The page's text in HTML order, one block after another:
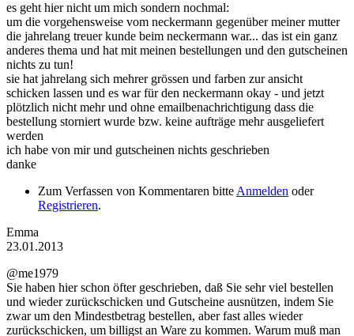
es geht hier nicht um mich sondern nochmal:
um die vorgehensweise vom neckermann gegenüber meiner mutter
die jahrelang treuer kunde beim neckermann war... das ist ein ganz
anderes thema und hat mit meinen bestellungen und den gutscheinen
nichts zu tun!
sie hat jahrelang sich mehrer grössen und farben zur ansicht
schicken lassen und es war für den neckermann okay - und jetzt
plötzlich nicht mehr und ohne emailbenachrichtigung dass die
bestellung storniert wurde bzw. keine aufträge mehr ausgeliefert
werden
ich habe von mir und gutscheinen nichts geschrieben
danke
Zum Verfassen von Kommentaren bitte Anmelden oder
Registrieren.
Emma
23.01.2013
@me1979
Sie haben hier schon öfter geschrieben, daß Sie sehr viel bestellen
und wieder zurückschicken und Gutscheine ausnützen, indem Sie
zwar um den Mindestbetrag bestellen, aber fast alles wieder
zurückschicken, um billigst an Ware zu kommen. Warum muß man